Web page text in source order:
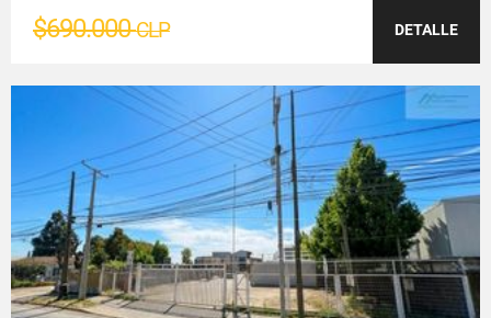
$690.000CLP DETALLE
VER DETALLES